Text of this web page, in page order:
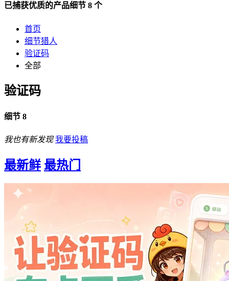
已捕获优质的产品细节 8 个
首页
细节猎人
验证码
全部
验证码
细节 8
我也有新发现 我要投稿
最新鲜 最热门